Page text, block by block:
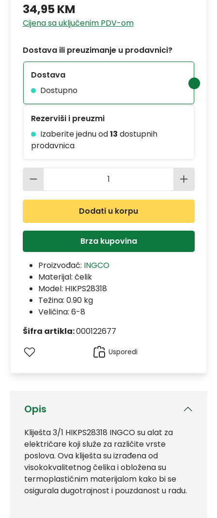
Opis
Kliješta 3/1 HIKPS28318 INGCO su alat za
električare koji služe za različite vrste
poslova. Ova kliješta su izrađena od
visokokvalitetnog čelika i obložena su
termoplastičnim materijalom kako bi se
osigurala dugotrajnost i pouzdanost u radu.
34,95 KM
Cijena sa uključenim PDV-om
Dostava ili preuzimanje u prodavnici?
Dostava
Dostupno
Rezerviši i preuzmi
Izaberite jednu od13 dostupnih
prodavnica
Količina proizvoda: Unesite
Dodati u korpu
Brza kupovina
Proizvođač: INGCO
Materijal: čelik
Model: HIKPS28318
Težina: 0.90 kg
Veličina: 6-8
Šifra artikla:000122677
Usporedi